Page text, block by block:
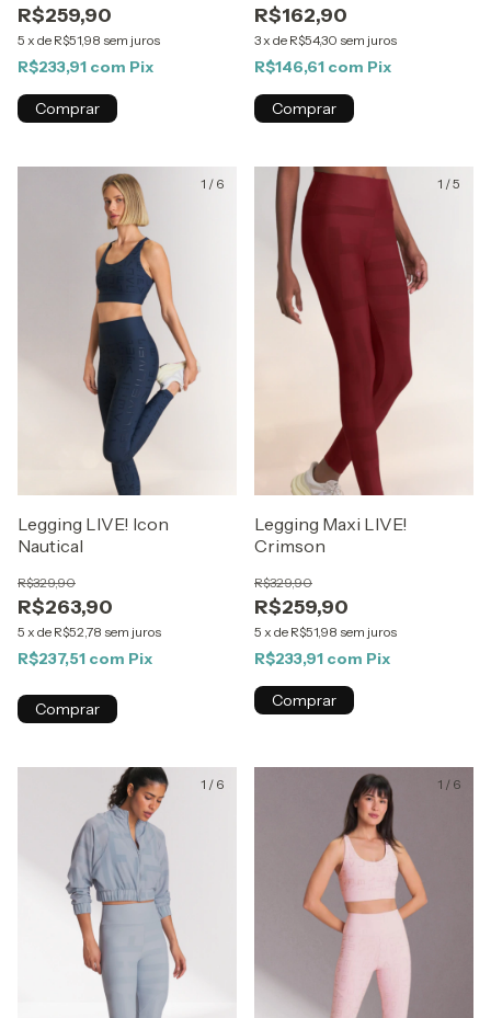
R$259,90
5 x de R$51,98 sem juros
R$233,91 com Pix
Comprar
R$162,90
3x de R$54,30 sem juros
R$146,61 com Pix
Comprar
1 / 6
Legging LIVE! Icon
Nautical
R$263,90
R$329,90
5 x de R$52,78 sem juros
R$237,51 com Pix
Comprar
1 /5
Legging Maxi LIVE!
Crimson
R$259,90
R$329,90
5 x de R$51,98 sem juros
R$233,91 com Pix
Comprar
1 / 6 1 / 6